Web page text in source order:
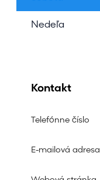
Nedeľa
Kontakt
Telefónne číslo
E-mailová adresa